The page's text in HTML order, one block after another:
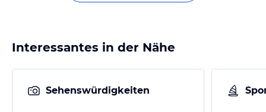
Interessantes in der Nähe
Sehenswürdigkeiten